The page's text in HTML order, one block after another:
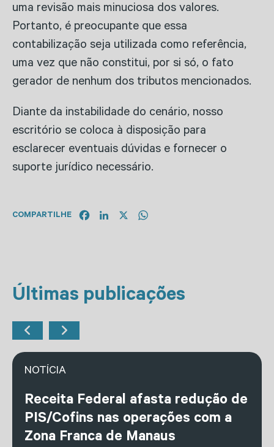
uma revisão mais minuciosa dos valores.
Portanto, é preocupante que essa
contabilização seja utilizada como referência,
uma vez que não constitui, por si só, o fato
gerador de nenhum dos tributos mencionados.
Diante da instabilidade do cenário, nosso
escritório se coloca à disposição para
esclarecer eventuais dúvidas e fornecer o
suporte jurídico necessário.
COMPARTILHE FacebookLinkedIn
Últimas publicações
NOTÍCIA
Receita Federal afasta redução de
PIS/Cofins nas operações com a
Zona Franca de Manaus